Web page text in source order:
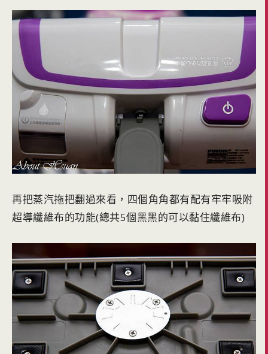
再把蒸汽拖把翻過來看，四個角角都有配有牢牢吸附
超導纖維布的功能(總共5個黑黑的可以黏住纖維布)